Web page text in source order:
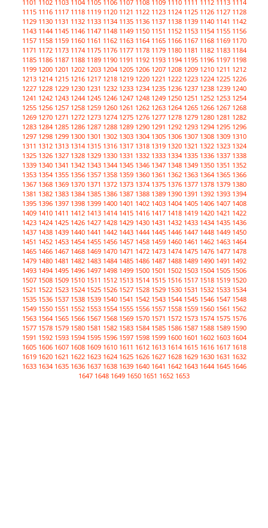
1101 1102 1103 1104 1105 1106 1107 1108 1109 1110 1111 1112 1113 1114
1115 1116 1117 1118 1119 1120 1121 1122 1123 1124 1125 1126 1127 1128
1129 1130 1131 1132 1133 1134 1135 1136 1137 1138 1139 1140 1141 1142
1143 1144 1145 1146 1147 1148 1149 1150 1151 1152 1153 1154 1155 1156
1157 1158 1159 1160 1161 1162 1163 1164 1165 1166 1167 1168 1169 1170
1171 1172 1173 1174 1175 1176 1177 1178 1179 1180 1181 1182 1183 1184
1185 1186 1187 1188 1189 1190 1191 1192 1193 1194 1195 1196 1197 1198
1199 1200 1201 1202 1203 1204 1205 1206 1207 1208 1209 1210 1211 1212
1213 1214 1215 1216 1217 1218 1219 1220 1221 1222 1223 1224 1225 1226
1227 1228 1229 1230 1231 1232 1233 1234 1235 1236 1237 1238 1239 1240
1241 1242 1243 1244 1245 1246 1247 1248 1249 1250 1251 1252 1253 1254
1255 1256 1257 1258 1259 1260 1261 1262 1263 1264 1265 1266 1267 1268
1269 1270 1271 1272 1273 1274 1275 1276 1277 1278 1279 1280 1281 1282
1283 1284 1285 1286 1287 1288 1289 1290 1291 1292 1293 1294 1295 1296
1297 1298 1299 1300 1301 1302 1303 1304 1305 1306 1307 1308 1309 1310
1311 1312 1313 1314 1315 1316 1317 1318 1319 1320 1321 1322 1323 1324
1325 1326 1327 1328 1329 1330 1331 1332 1333 1334 1335 1336 1337 1338
1339 1340 1341 1342 1343 1344 1345 1346 1347 1348 1349 1350 1351 1352
1353 1354 1355 1356 1357 1358 1359 1360 1361 1362 1363 1364 1365 1366
1367 1368 1369 1370 1371 1372 1373 1374 1375 1376 1377 1378 1379 1380
1381 1382 1383 1384 1385 1386 1387 1388 1389 1390 1391 1392 1393 1394
1395 1396 1397 1398 1399 1400 1401 1402 1403 1404 1405 1406 1407 1408
1409 1410 1411 1412 1413 1414 1415 1416 1417 1418 1419 1420 1421 1422
1423 1424 1425 1426 1427 1428 1429 1430 1431 1432 1433 1434 1435 1436
1437 1438 1439 1440 1441 1442 1443 1444 1445 1446 1447 1448 1449 1450
1451 1452 1453 1454 1455 1456 1457 1458 1459 1460 1461 1462 1463 1464
1465 1466 1467 1468 1469 1470 1471 1472 1473 1474 1475 1476 1477 1478
1479 1480 1481 1482 1483 1484 1485 1486 1487 1488 1489 1490 1491 1492
1493 1494 1495 1496 1497 1498 1499 1500 1501 1502 1503 1504 1505 1506
1507 1508 1509 1510 1511 1512 1513 1514 1515 1516 1517 1518 1519 1520
1521 1522 1523 1524 1525 1526 1527 1528 1529 1530 1531 1532 1533 1534
1535 1536 1537 1538 1539 1540 1541 1542 1543 1544 1545 1546 1547 1548
1549 1550 1551 1552 1553 1554 1555 1556 1557 1558 1559 1560 1561 1562
1563 1564 1565 1566 1567 1568 1569 1570 1571 1572 1573 1574 1575 1576
1577 1578 1579 1580 1581 1582 1583 1584 1585 1586 1587 1588 1589 1590
1591 1592 1593 1594 1595 1596 1597 1598 1599 1600 1601 1602 1603 1604
1605 1606 1607 1608 1609 1610 1611 1612 1613 1614 1615 1616 1617 1618
1619 1620 1621 1622 1623 1624 1625 1626 1627 1628 1629 1630 1631 1632
1633 1634 1635 1636 1637 1638 1639 1640 1641 1642 1643 1644 1645 1646
1647 1648 1649 1650 1651 1652 1653